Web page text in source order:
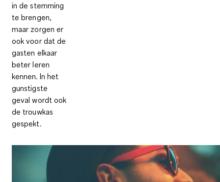
in de stemming
te brengen,
maar zorgen er
ook voor dat de
gasten elkaar
beter leren
kennen. In het
gunstigste
geval wordt ook
de trouwkas
gespekt.